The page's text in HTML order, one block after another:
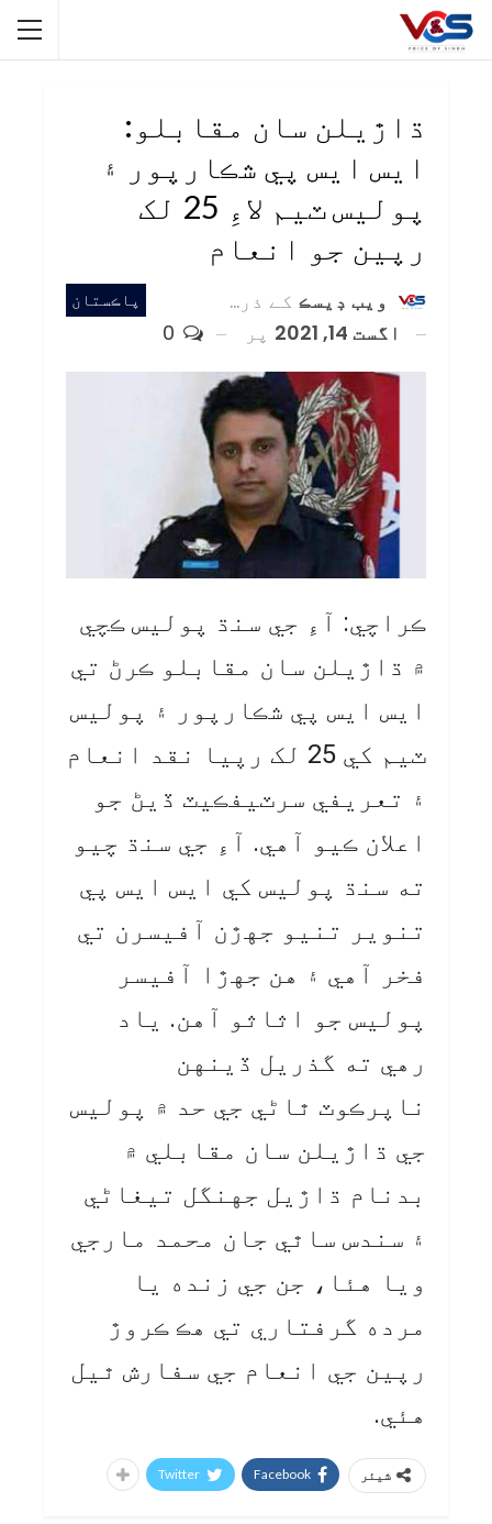
ڌاڙيلن سان مقابلو:
ايس ايس پي شڪارپور ۽
پوليس ٽيم لاءِ 25 لک
رپين جو انعام
پاڪستان ويب ڊيسڪ کے ذریعہ
اگست 14, 2021
پر
ڪراچي: آءِ جي سنڌ پوليس ڪچي
۾ ڌاڙيلن سان مقابلو ڪرڻ تي
ايس ايس پي شڪارپور ۽ پوليس
ٽيم کي 25 لک رپيا نقد انعام
۽ تعريفي سرٽيفڪيٽ ڏيڻ جو
اعلان ڪيو آهي. آءِ جي سنڌ چيو
ته سنڌ پوليس کي ايس ايس پي
تنوير تنيو جهڙن آفيسرن تي
فخر آهي ۽ هن جهڙا آفيسر
پوليس جو اثاثو آهن. ياد
رهي ته گذريل ڏينهن
ناپرڪوٽ ٿاڻي جي حد ۾ پوليس
جي ڌاڙيلن سان مقابلي ۾
بدنام ڌاڙيل جهنگل تيغاڻي
۽ سندس ساٿي جان محمد مارجي
ويا هئا، جن جي زنده يا
مرده گرفتاري تي هڪ ڪروڙ
رپين جي انعام جي سفارش ٿيل
هئي.
شیئر Facebook
Twitter